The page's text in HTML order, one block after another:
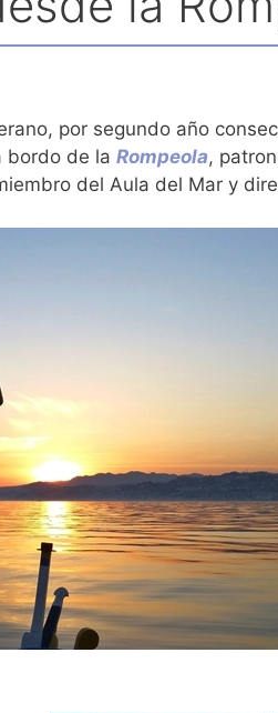
por segundo año
bordo de la Rompeola,
del Aula del Mar y